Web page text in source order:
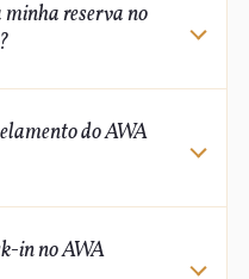
reserva no
do AWA
in no AWA